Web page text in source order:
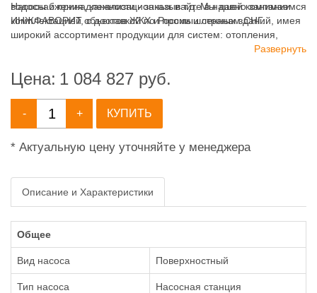
водоснабжения, канализационных и т.д. Мы давно занимаемся
комплектацией объектов ЖКХ и промышленных зданий, имея
широкий ассортимент продукции для систем: отопления,
Насосы и принадлежности - заказывайте в нашей компании
ИНЖФАВОРИТ, с доставкой по России и странам СНГ.
Развернуть
Цена: 1 084 827 руб.
- + КУПИТЬ
* Актуальную цену уточняйте у менеджера
Описание и Характеристики
Общее
Вид насоса Поверхностный
Тип насоса
Насосная станция